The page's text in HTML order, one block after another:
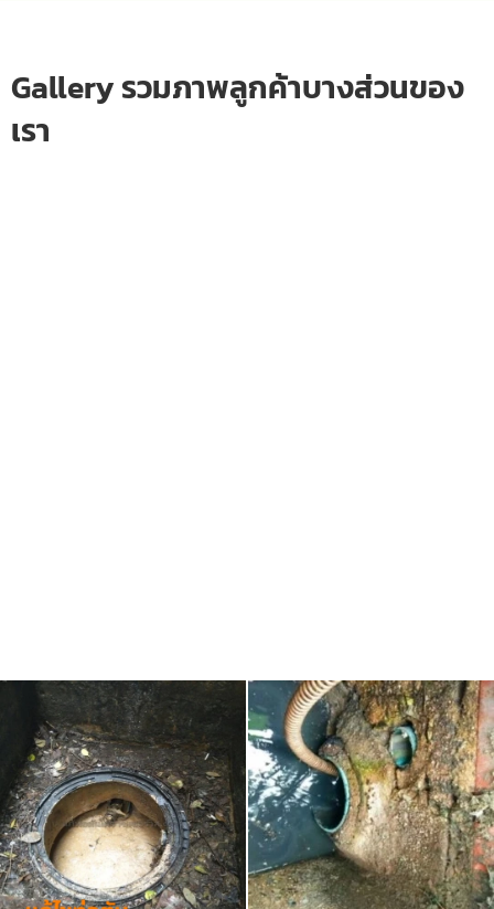
Gallery รวมภาพลูกค้าบางส่วนของ
เรา